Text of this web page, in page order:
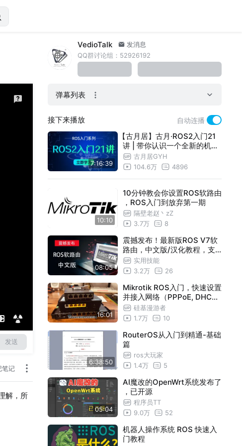
发送
笔记
解，所
VedioTalk
发消息
QQ群讨论组：52926192
弹幕列表
接下来播放 自动连播
7:16:39
【古月居】古月·ROS2入门21
讲 | 带你认识一个全新的机器
人操作系统
古月居GYH
104.6万
4896
10:10
10分钟教会你设置ROS软路由
，ROS入门到放弃第一期
隔壁老赵丶zZ
3.7万
8
08:05
震撼发布！最新版ROS V7软
路由，中文版/汉化教程，支
持winbox软件和web(webfig
)中文界面！
实用技能
3.2万
26
16:01
Mikrotik ROS入门，快速设置
并接入网络（PPPoE, DHCP,
NAT, IP LAN）｜通过引导和
进阶两种方式初始化设置ROS
硅基漫游者
1.7万
10
6:38:50
RouterOS从入门到精通-基础
篇
ros大玩家
1.4万
5
05:04
AI魔改的OpenWrt系统发布了
，已开源
程序员TT
9.0万
52
机器人操作系统 ROS 快速入
门教程